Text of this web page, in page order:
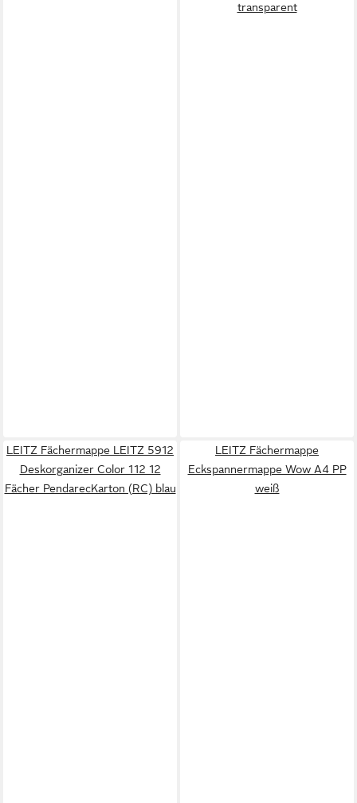
transparent
LEITZ Fächermappe LEITZ 5912
Deskorganizer Color 112 12
Fächer PendarecKarton (RC) blau
LEITZ Fächermappe
Eckspannermappe Wow A4 PP
weiß